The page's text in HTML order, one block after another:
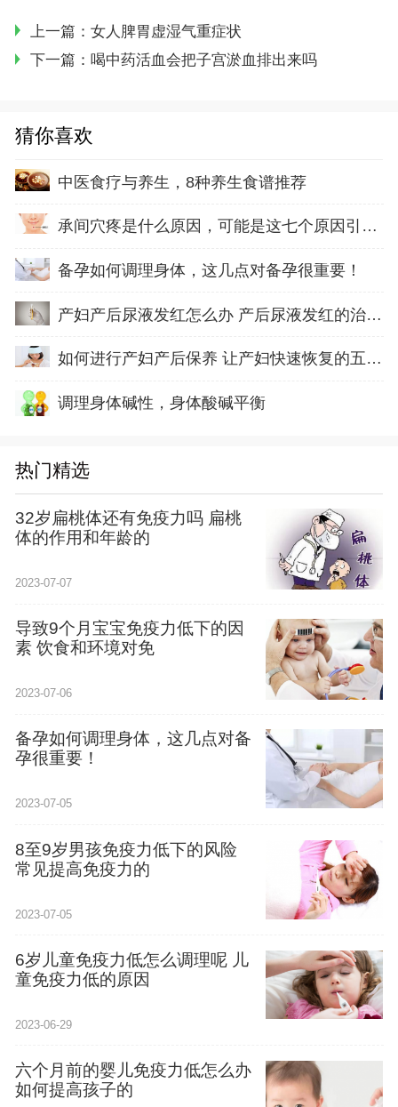
上一篇： 女人脾胃虚湿气重症状
下一篇： 喝中药活血会把子宫淤血排出来吗
猜你喜欢
中医食疗与养生，8种养生食谱推荐
承间穴疼是什么原因，可能是这七个原因引起的
备孕如何调理身体，这几点对备孕很重要！
产妇产后尿液发红怎么办 产后尿液发红的治疗方
如何进行产妇产后保养 让产妇快速恢复的五方面
调理身体碱性，身体酸碱平衡
热门精选
32岁扁桃体还有免疫力吗 扁桃
体的作用和年龄的
2023-07-07
导致9个月宝宝免疫力低下的因
素 饮食和环境对免
2023-07-06
备孕如何调理身体，这几点对备
孕很重要！
2023-07-05
8至9岁男孩免疫力低下的风险
常见提高免疫力的
2023-07-05
6岁儿童免疫力低怎么调理呢 儿
童免疫力低的原因
2023-06-29
六个月前的婴儿免疫力低怎么办
如何提高孩子的